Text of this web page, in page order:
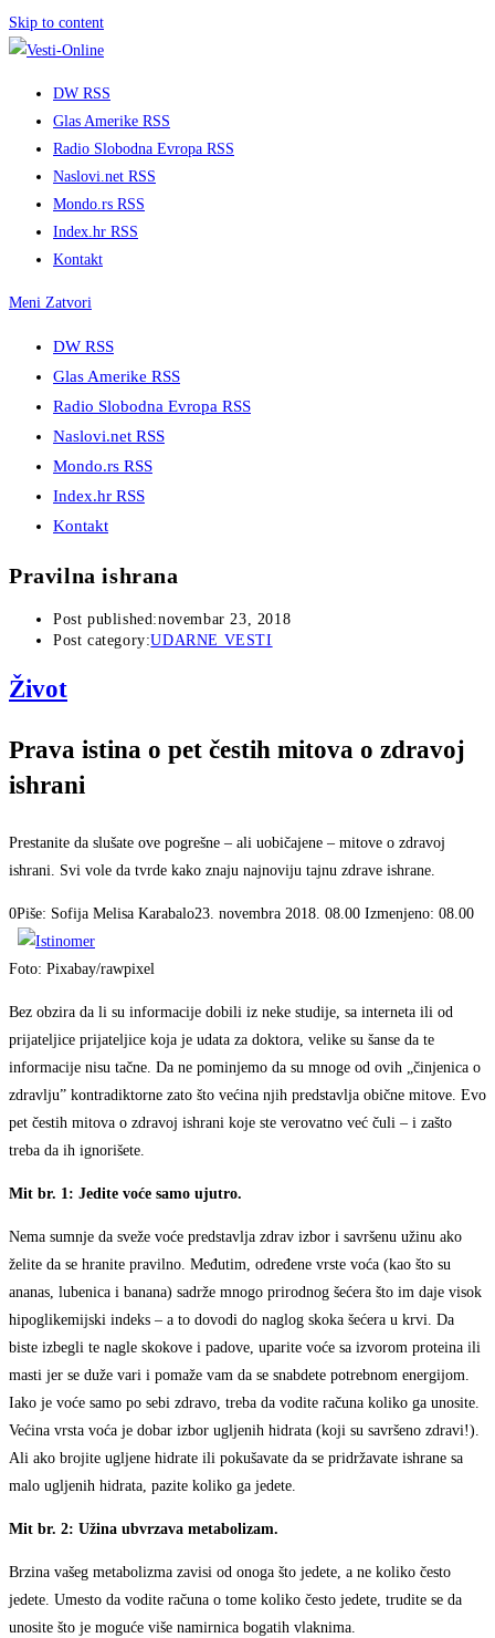
Skip to content
DW RSS
Glas Amerike RSS
Radio Slobodna Evropa RSS
Naslovi.net RSS
Mondo.rs RSS
Index.hr RSS
Kontakt
Meni Zatvori
DW RSS
Glas Amerike RSS
Radio Slobodna Evropa RSS
Naslovi.net RSS
Mondo.rs RSS
Index.hr RSS
Kontakt
Pravilna ishrana
Post published:novembar 23, 2018
Post category:UDARNE VESTI
Život
Prava istina o pet čestih mitova o zdravoj
ishrani
Prestanite da slušate ove pogrešne – ali uobičajene – mitove o zdravoj
ishrani. Svi vole da tvrde kako znaju najnoviju tajnu zdrave ishrane.
0Piše: Sofija Melisa Karabalo23. novembra 2018. 08.00 Izmenjeno: 08.00
Foto: Pixabay/rawpixel
Bez obzira da li su informacije dobili iz neke studije, sa interneta ili od
prijateljice prijateljice koja je udata za doktora, velike su šanse da te
informacije nisu tačne. Da ne pominjemo da su mnoge od ovih „činjenica o
zdravlju” kontradiktorne zato što većina njih predstavlja obične mitove. Evo
pet čestih mitova o zdravoj ishrani koje ste verovatno već čuli – i zašto
treba da ih ignorišete.
Mit br. 1: Jedite voće samo ujutro.
Nema sumnje da sveže voće predstavlja zdrav izbor i savršenu užinu ako
želite da se hranite pravilno. Međutim, određene vrste voća (kao što su
ananas, lubenica i banana) sadrže mnogo prirodnog šećera što im daje visok
hipoglikemijski indeks – a to dovodi do naglog skoka šećera u krvi. Da
biste izbegli te nagle skokove i padove, uparite voće sa izvorom proteina ili
masti jer se duže vari i pomaže vam da se snabdete potrebnom energijom.
Iako je voće samo po sebi zdravo, treba da vodite računa koliko ga unosite.
Većina vrsta voća je dobar izbor ugljenih hidrata (koji su savršeno zdravi!).
Ali ako brojite ugljene hidrate ili pokušavate da se pridržavate ishrane sa
malo ugljenih hidrata, pazite koliko ga jedete.
Mit br. 2: Užina ubvrzava metabolizam.
Brzina vašeg metabolizma zavisi od onoga što jedete, a ne koliko često
jedete. Umesto da vodite računa o tome koliko često jedete, trudite se da
unosite što je moguće više namirnica bogatih vlaknima.